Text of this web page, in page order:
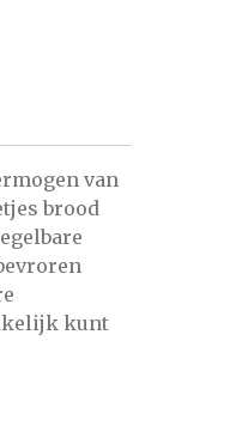
van
brood
kunt